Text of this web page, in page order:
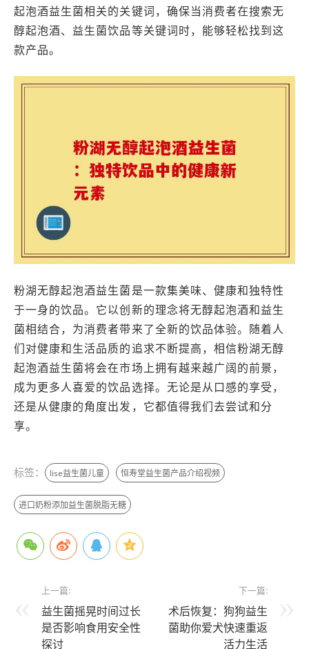
起泡酒益生菌相关的关键词，确保当消费者在搜索无
醇起泡酒、益生菌饮品等关键词时，能够轻松找到这
款产品。
粉湖无醇起泡酒益生菌是一款集美味、健康和独特性
于一身的饮品。它以创新的理念将无醇起泡酒和益生
菌相结合，为消费者带来了全新的饮品体验。随着人
们对健康和生活品质的追求不断提高，相信粉湖无醇
起泡酒益生菌将会在市场上拥有越来越广阔的前景，
成为更多人喜爱的饮品选择。无论是从口感的享受，
还是从健康的角度出发，它都值得我们去尝试和分
享。
标签： lise益生菌儿童 恒寿堂益生菌产品介绍视频
进口奶粉添加益生菌脱脂无糖
上一篇:
益生菌摇晃时间过长
是否影响食用安全性
探讨
下一篇:
术后恢复：狗狗益生
菌助你爱犬快速重返
活力生活